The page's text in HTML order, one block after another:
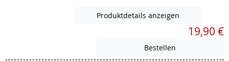
Produktdetails anzeigen
19,90 €